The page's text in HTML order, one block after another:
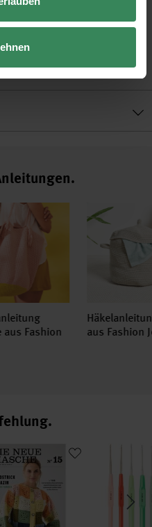
aus Fashion
aus Fashion
Masche No. 15 Frühjahr-